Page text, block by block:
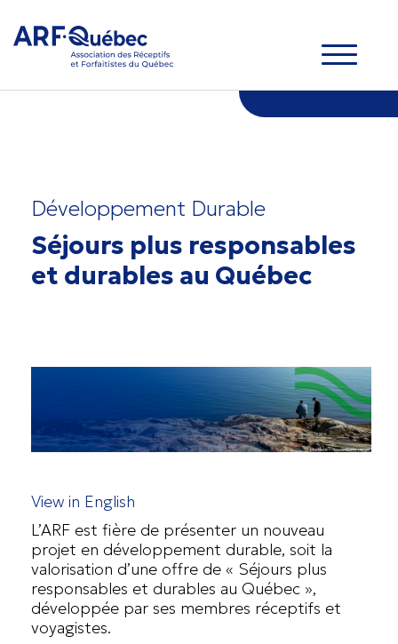
Développement Durable
Séjours plus responsables
et durables au Québec
View in English
L’ARF est fière de présenter un nouveau
projet en développement durable, soit la
valorisation d’une offre de « Séjours plus
responsables et durables au Québec »,
développée par ses membres réceptifs et
voyagistes.